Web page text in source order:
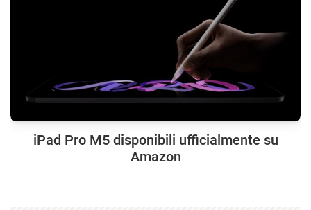
iPad Pro M5 disponibili ufficialmente su
Amazon